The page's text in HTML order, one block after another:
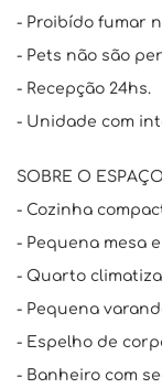
- Proibído fumar
- Pets não são
- Recepção 24hs.
- Unidade com
SOBRE O
- Cozinha
- Pequena mesa
- Quarto
- Pequena
- Espelho de
- Banheiro com